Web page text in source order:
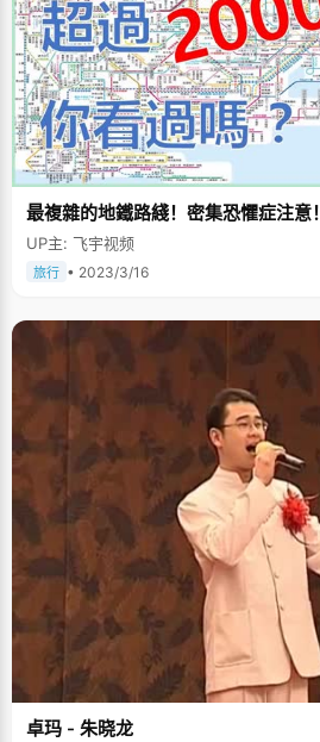
最複雜的地鐵路綫！密集恐懼症注意！
UP主: 飞宇视频
旅行 • 2023/3/16
卓玛 - 朱晓龙